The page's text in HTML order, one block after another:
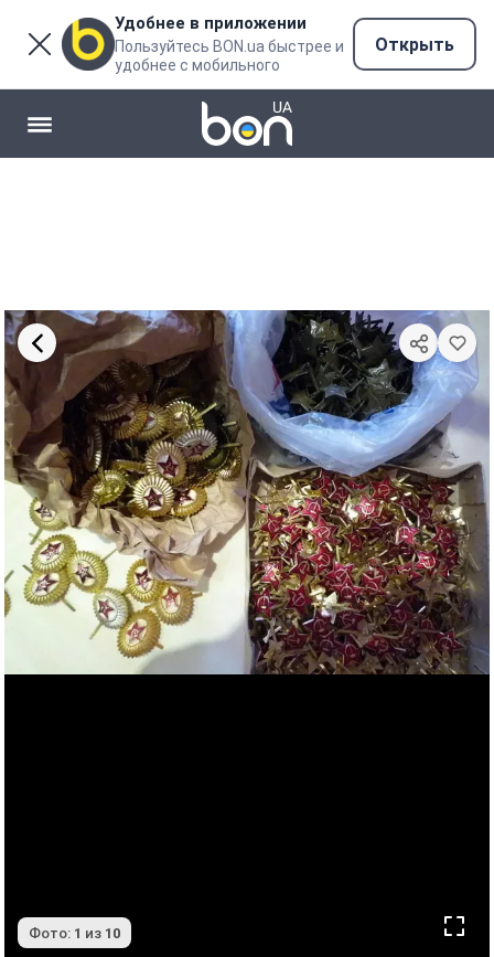
Удобнее в приложении
Пользуйтесь BON.ua быстрее и
удобнее с мобильного
Открыть
Фото: 1 из 10